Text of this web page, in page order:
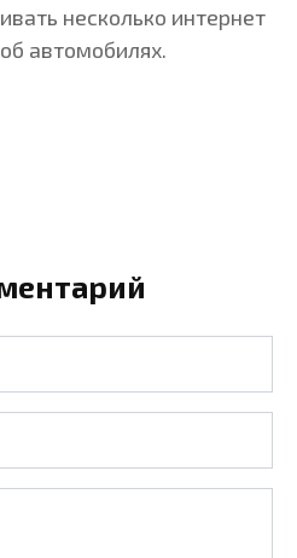
несколько интернет
автомобилях.